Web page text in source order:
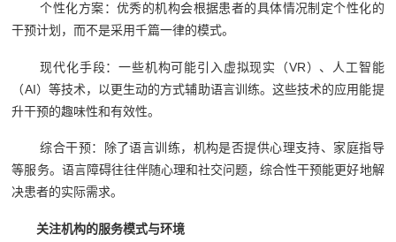
个性化方案：优秀的机构会根据患者的具体情况制定个性化的
干预计划，而不是采用千篇一律的模式。
现代化手段：一些机构可能引入虚拟现实（VR）、人工智能
（AI）等技术，以更生动的方式辅助语言训练。这些技术的应用能提
升干预的趣味性和有效性。
综合干预：除了语言训练，机构是否提供心理支持、家庭指导
等服务。语言障碍往往伴随心理和社交问题，综合性干预能更好地解
决患者的实际需求。
关注机构的服务模式与环境